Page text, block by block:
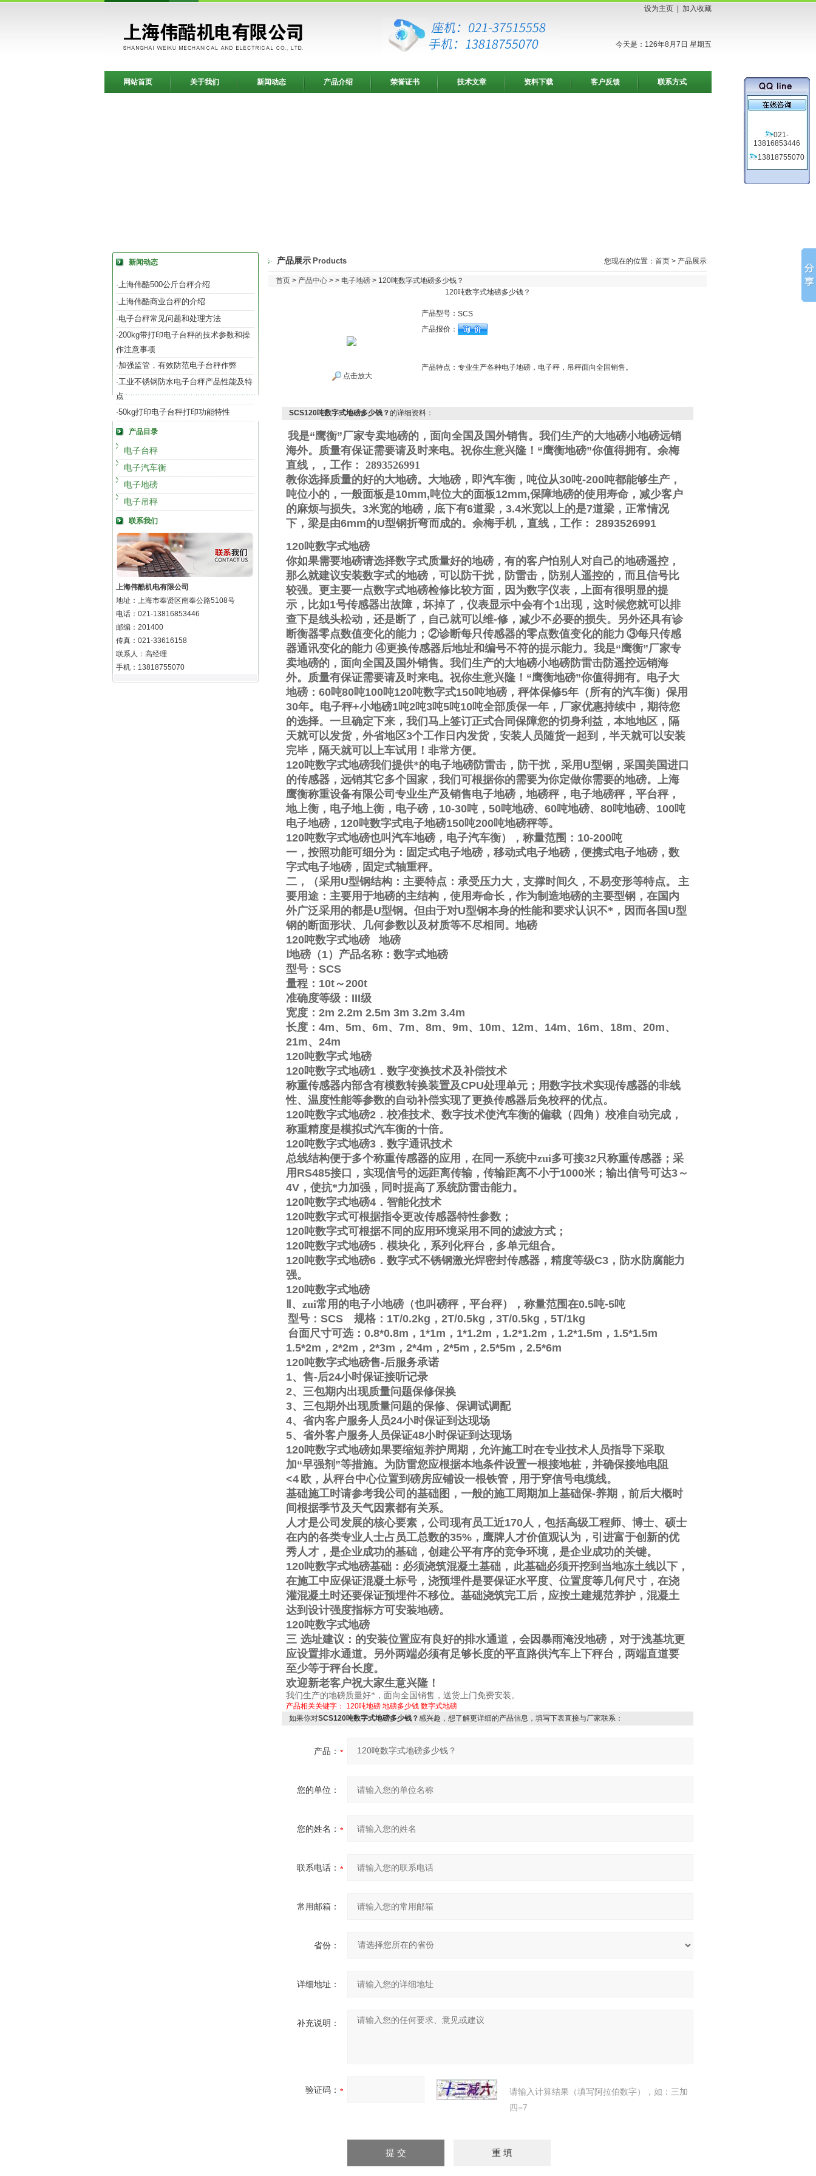
设为主页 加入收藏
今天是：126年8月7日 星期五
网站首页 关于我们 新闻动态 产品介绍 荣誉证书 技术文章 资料下载 客户反馈 联系方式
新闻动态
·上海伟酷500公斤台秤介绍
·上海伟酷商业台秤的介绍
·电子台秤常见问题和处理方法
·200kg带打印电子台秤的技术参数和操
作注意事项
·加强监管，有效防范电子台秤作弊
·工业不锈钢防水电子台秤产品性能及特
点
·50kg打印电子台秤打印功能特性
产品目录
电子台秤
电子汽车衡
电子地磅
电子吊秤
联系我们
上海伟酷机电有限公司
地址：上海市奉贤区南奉公路5108号
电话：021-13816853446
邮编：201400
传真：021-33616158
联系人：高经理
手机：13818755070
产品展示 Products 您现在的位置： 首页 > 产品展示
首页 > 产品中心 > > 电子地磅 > 120吨数字式地磅多少钱？
120吨数字式地磅多少钱？
点击放大
产品型号： SCS
产品报价：
产品特点： 专业生产各种电子地磅，电子秤，吊秤面向全国销售。
SCS120吨数字式地磅多少钱？的详细资料：
我是“鹰衡”厂家专卖地磅的，面向全国及国外销售。我们生产的大地磅小地磅远销
海外。质量有保证需要请及时来电。祝你生意兴隆！“鹰衡地磅”你值得拥有。 余梅
直线 ， ，工作 ： 2893526991
教你选择质量的好的大地磅。大地磅，即汽车衡，吨位从30吨-200吨都能够生产，
吨位小的，一般面板是10mm,吨位大的面板12mm,保障地磅的使用寿命，减少客户
的麻烦与损失。 3米宽的地磅，底下有6道梁， 3.4米宽以上的是7道梁，正常情况
下，梁是由6mm的U型钢折弯而成的。 余梅手机，直线 ，工作 ： 2893526991
120吨数字式地磅
你如果需要地磅请选择数字式质量好的地磅，有的客户怕别人对自己的地磅遥控，
那么就建议安装数字式的地磅，可以防干扰，防雷击，防别人遥控的，而且信号比
较强。更主要一点数字式地磅检修比较方面，因为数字仪表，上面有很明显的提
示，比如1号传感器出故障，坏掉了，仪表显示中会有个1出现，这时候您就可以排
查下是线头松动，还是断了，自己就可以维-修，减少不必要的损失。另外还具有诊
断衡器零点数值变化的能力； ②诊断每只传感器的零点数值变化的能力 ③每只传感
器通讯变化的能力 ④更换传感器后地址和编号不符的提示能力。我是“鹰衡”厂家专
卖地磅的，面向全国及国外销售。我们生产的大地磅小地磅防雷击防遥控远销海
外。质量有保证需要请及时来电。祝你生意兴隆！ “鹰衡地磅”你值得拥有。电子大
地磅： 60吨80吨100吨120吨数字式150吨地磅，秤体保修5年（所有的汽车衡）保用
30年。电子秤+小地磅1吨2吨3吨5吨10吨全部质保一年，厂家优惠持续中，期待您
的选择。一旦确定下来，我们马上签订正式合同保障您的切身利益，本地地区，隔
天就可以发货，外省地区3个工作日内发货，安装人员随货一起到，半天就可以安装
完毕，隔天就可以上车试用！非常方便。
120吨数字式地磅我们提供*的电子地磅防雷击，防干扰，采用 U型钢，采国美国进口
的传感器，远销其它多个国家，我们可根据你的需要为你定做你需要的地磅。上海
鹰衡称重设备有限公司专业生产及销售电子地磅，地磅秤，电子地磅秤，平台秤，
地上衡，电子地上衡，电子磅， 10-30吨， 50吨地磅、 60吨地磅、 80吨地磅、 100吨
电子地磅， 120吨数字式电子地磅150吨200吨地磅秤等。
120吨数字式地磅也叫汽车地磅，电子汽车衡），称量范围： 10-200吨
一，按照功能可细分为：固定式电子地磅，移动式电子地磅，便携式电子地磅，数
字式电子地磅，固定式轴重秤。
二，（采用 U型钢结构：主要特点：承受压力大，支撑时间久，不易变形等特点。
主
要用途：主要用于地磅的主结构，使用寿命长，作为制造地磅的主要型钢，在国内
外广泛采用的都是U型钢。但由于对U型钢本身的性能和要求认识不*，因而各国 U型
钢的断面形状、几何参数以及材质等不尽相同。地磅
120吨数字式地磅
地磅
地磅（1）产品名称：数字式地磅
型号： SCS
量程： 10t～200t
准确度等级： III级
宽度： 2m 2.2m 2.5m 3m 3.2m 3.4m
长度： 4m、 5m、 6m、 7m、 8m、 9m、 10m、 12m、 14m、 16m、 18m、 20m、
21m、 24m
120吨数字式地磅
120吨数字式地磅1 ．数字变换技术及补偿技术
称重传感器内部含有模数转换装置及CPU处理单元；用数字技术实现传感器的非线
性、温度性能等参数的自动补偿实现了更换传感器后免校秤的优点。
120吨数字式地磅2 ．校准技术、数字技术使汽车衡的偏载（四角）校准自动完成，
称重精度是模拟式汽车衡的十倍。
120吨数字式地磅3 ．数字通讯技术
总线结构便于多个称重传感器的应用，在同一系统中zui多可接32只称重传感器；采
用 RS485接口，实现信号的远距离传输，传输距离不小于1000米；输出信号可达3～
4V ，使抗*力加强，同时提高了系统防雷击能力。
120吨数字式地磅4 ．智能化技术
120吨数字式可根据指令更改传感器特性参数；
120吨数字式可根据不同的应用环境采用不同的滤波方式；
120吨数字式地磅5 ．模块化，系列化秤台，多单元组合。
120吨数字式地磅6 ．数字式不锈钢激光焊密封传感器，精度等级C3 ，防水防腐能力
强。
120吨数字式地磅
、zui常用的电子小地磅（也叫磅秤，平台秤），称量范围在0.5吨-5吨
型号： SCS 规格： 1T/0.2kg ， 2T/0.5kg ， 3T/0.5kg ， 5T/1kg
台面尺寸可选： 0.8*0.8m ， 1*1m ， 1*1.2m ， 1.2*1.2m ， 1.2*1.5m ， 1.5*1.5m
1.5*2m ， 2*2m ， 2*3m ， 2*4m ， 2*5m ， 2.5*5m ， 2.5*6m
120吨数字式地磅售-后服务承诺
1、售-后24小时保证接听记录
2、三包期内出现质量问题保修保换
3、三包期外出现质量问题的保修、保调试调配
4、省内客户服务人员24小时保证到达现场
5、省外客户服务人员保证48小时保证到达现场
120吨数字式地磅如果要缩短养护周期，允许施工时在专业技术人员指导下采取
加“早强剂 ”等措施。为防雷您应根据本地条件设置一根接地桩，并确保接地电阻
<4 欧，从秤台中心位置到磅房应铺设一根铁管，用于穿信号电缆线。
基础施工时请参考我公司的基础图，一般的施工周期加上基础保-养期，前后大概时
间根据季节及天气因素都有关系。
人才是公司发展的核心要素，公司现有员工近170人，包括高级工程师、博士、硕士
在内的各类专业人士占员工总数的35% ，鹰牌人才价值观认为，引进富于创新的优
秀人才，是企业成功的基础，创建公平有序的竞争环境，是企业成功的关键。
120吨数字式地磅基础：必须浇筑混凝土基础， 此基础必须开挖到当地冻土线以下，
在施工中应保证混凝土标号，浇预埋件是要保证水平度、位置度等几何尺寸，在浇
灌混凝土时还要保证预埋件不移位。基础浇筑完工后，应按土建规范养护，混凝土
达到设计强度指标方可安装地磅。
120吨数字式地磅
三 选址建议：的安装位置应有良好的排水通道，会因暴雨淹没地磅， 对于浅基坑更
应设置排水通道。另外两端必须有足够长度的平直路供汽车上下秤台，两端直道要
至少等于秤台长度。
欢迎新老客户祝大家生意兴隆！
我们生产的地磅质量好*，面向全国销售，送货上门免费安装。
产品相关关键字： 120吨地磅 地磅多少钱 数字式地磅
如果你对SCS120吨数字式地磅多少钱？感兴趣，想了解更详细的产品信息，填写下表直接与厂家联系：
产品：
您的单位：
您的姓名：
联系电话：
常用邮箱：
省份：
详细地址：
补充说明：
验证码：
请输入计算结果（填写阿拉伯数字），如：三加
四=7
021-
13816853446
13818755070